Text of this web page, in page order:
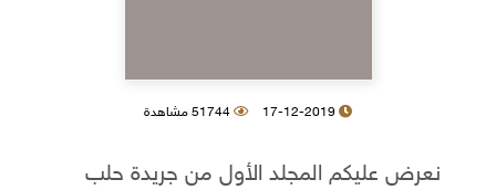
17-12-2019 51744 مشاهدة
نعرض عليكم المجلد الأول من جريدة حلب